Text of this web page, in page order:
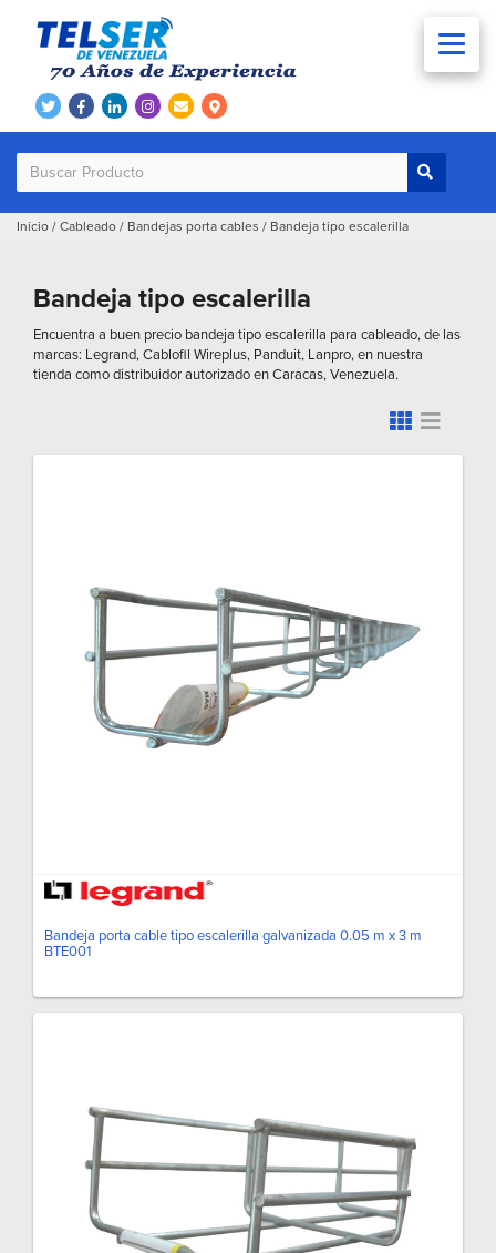
Inicio / Cableado / Bandejas porta cables / Bandeja tipo escalerilla
Bandeja tipo escalerilla
Encuentra a buen precio bandeja tipo escalerilla para cableado, de las
marcas: Legrand, Cablofil Wireplus, Panduit, Lanpro, en nuestra
tienda como distribuidor autorizado en Caracas, Venezuela.
Bandeja porta cable tipo escalerilla galvanizada 0.05 m x 3 m
BTE001